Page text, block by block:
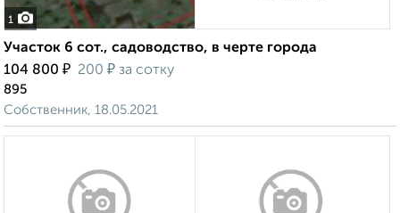
1
Участок 6 сот., садоводство, в черте города
104 800 ₽ 200 ₽ за сотку
895
Собственник, 18.05.2021